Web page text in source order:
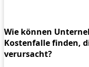
Wie können
Kostenfalle finden,
verursacht?